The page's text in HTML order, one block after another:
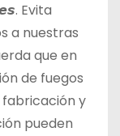
Evita
a nuestras
que en
de fuegos
y
pueden